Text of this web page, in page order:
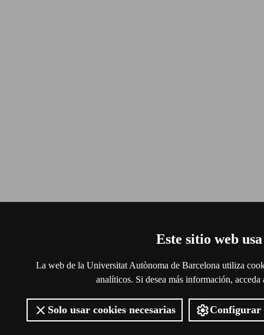
Este sitio web
La web de la Universitat Autònoma de Barcelona utiliza
analíticos. Si desea más información, acceda
Solo usar cookies necesarias Configurar